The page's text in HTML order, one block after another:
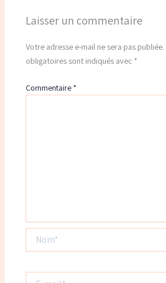
Laisser un commentaire
Votre adresse e-mail ne sera pas publiée.
obligatoires sont indiqués avec *
Commentaire *